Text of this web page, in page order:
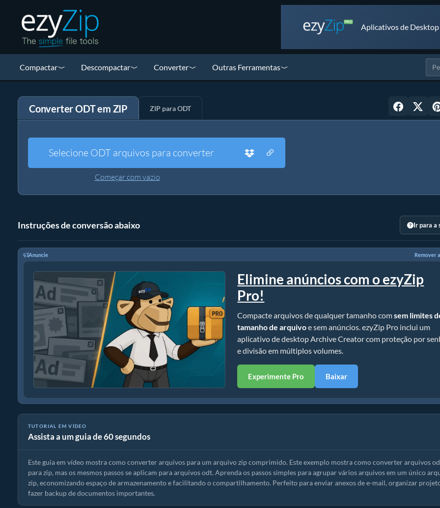
Aplicativos de
Compactar Descompactar Converter Outras Ferramentas
Converter ODT em ZIP ZIP para ODT
Selecione ODT arquivos para converter
Começar com vazio
Instruções de conversão abaixo Ir para a
Anuncie Remover
Elimine anúncios com o ezyZip
Pro!
Compacte arquivos de qualquer tamanho comsem limites
tamanho de arquivoe sem anúncios. ezyZip Pro inclui um
aplicativo de desktop Archive Creator com proteção por
e divisão em múltiplos volumes.
Experimente Pro Baixar
TUTORIAL EM VÍDEO
Assista a um guia de 60 segundos
Como converter arquivos para ZIP online (Guia simples)
Este guia em vídeo mostra como converter arquivos para um arquivo zip comprimido. Este exemplo mostra como converter arquivos
para zip, mas os mesmos passos se aplicam para arquivos odt. Aprenda os passos simples para agrupar vários arquivos em um único
zip, economizando espaço de armazenamento e facilitando o compartilhamento. Perfeito para enviar anexos de e-mail, organizar
fazer backup de documentos importantes.